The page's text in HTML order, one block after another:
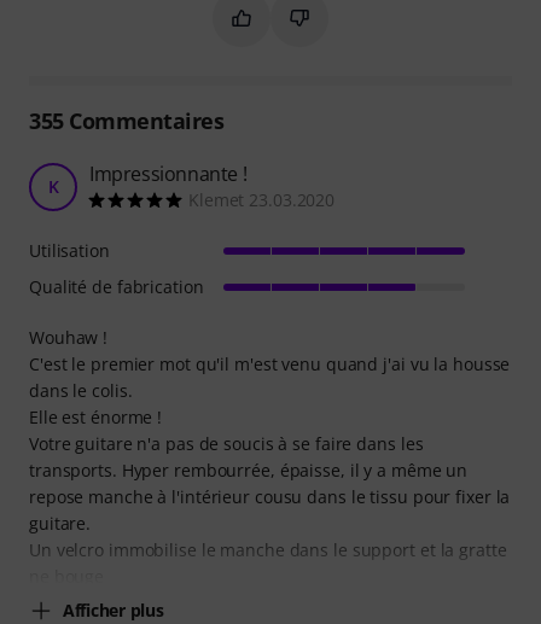
Marquer ce résumé comme utile
Marquer ce résumé comme
355Commentaires
K Impressionnante !
Klemet 23.03.2020
Wouhaw !
C'est le premier mot qu'il m'est venu quand j'ai vu la housse
dans le colis.
Elle est énorme !
Votre guitare n'a pas de soucis à se faire dans les
transports. Hyper rembourrée, épaisse, il y a même un
repose manche à l'intérieur cousu dans le tissu pour fixer la
guitare.
Un velcro immobilise le manche dans le support et la gratte
Afficher plus
Utilisation
Qualité de fabrication